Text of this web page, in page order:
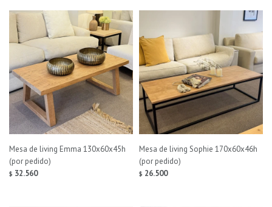
Mesa de living Emma 130x60x45h
(por pedido)
$ 32.560
Mesa de living Sophie 170x60x46h
(por pedido)
$ 26.500